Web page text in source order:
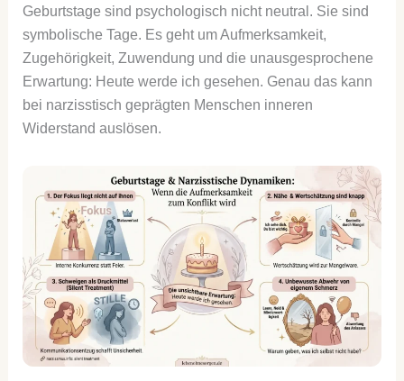
Geburtstage sind psychologisch nicht neutral. Sie sind
symbolische Tage. Es geht um Aufmerksamkeit,
Zugehörigkeit, Zuwendung und die unausgesprochene
Erwartung: Heute werde ich gesehen. Genau das kann
bei narzisstisch geprägten Menschen inneren
Widerstand auslösen.